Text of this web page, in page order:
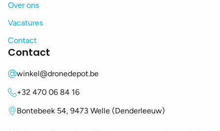
Over ons
Vacatures
Contact
Contact
winkel@dronedepot.be
+32 470 06 84 16
Bontebeek 54, 9473 Welle (Denderleeuw)